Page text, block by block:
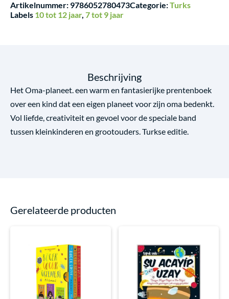
Artikelnummer: 9786052780473Categorie:Turks
Labels 10 tot 12 jaar, 7 tot 9 jaar
Beschrijving
Het Oma-planeet. een warm en fantasierijke prentenboek
over een kind dat een eigen planeet voor zijn oma bedenkt.
Vol liefde, creativiteit en gevoel voor de speciale band
tussen kleinkinderen en grootouders. Turkse editie.
Gerelateerde producten